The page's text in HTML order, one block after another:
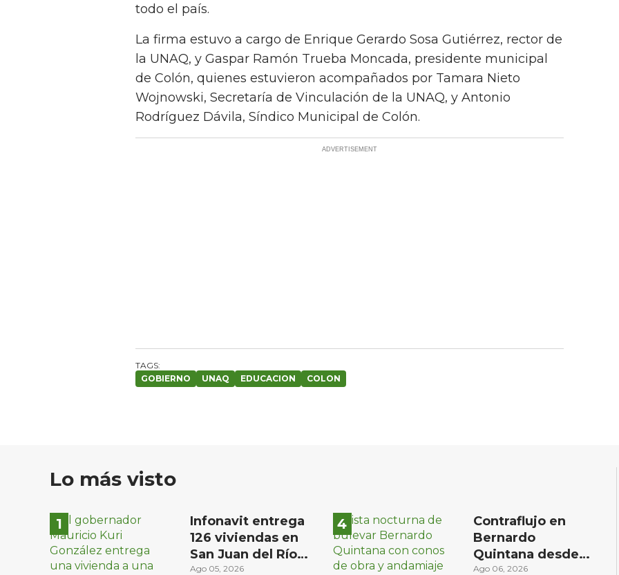
todo el país.
La firma estuvo a cargo de Enrique Gerardo Sosa Gutiérrez, rector de
la UNAQ, y Gaspar Ramón Trueba Moncada, presidente municipal
de Colón, quienes estuvieron acompañados por Tamara Nieto
Wojnowski, Secretaría de Vinculación de la UNAQ, y Antonio
Rodríguez Dávila, Síndico Municipal de Colón.
GOBIERNO UNAQ EDUCACION COLON
Lo más visto
Infonavit entrega
126 viviendas en
San Juan del Río a
familias de bajos
Ago 05, 2026
Contraflujo en
Bernardo
Quintana desde
el sábado: la
Ago 06, 2026